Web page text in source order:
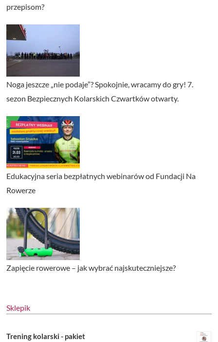
przepisom?
Noga jeszcze „nie podaje”? Spokojnie, wracamy do gry! 7.
sezon Bezpiecznych Kolarskich Czwartków otwarty.
Edukacyjna seria bezpłatnych webinarów od Fundacji Na
Rowerze
Zapięcie rowerowe – jak wybrać najskuteczniejsze?
Sklepik
Trening kolarski - pakiet